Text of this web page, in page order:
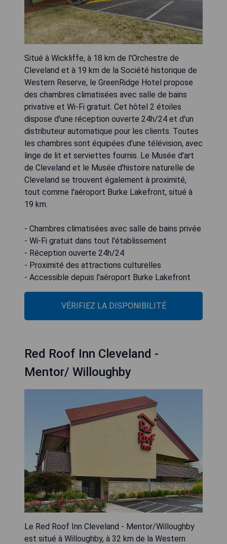
Situé à Wickliffe, à 18 km de l'Orchestre de
Cleveland et à 19 km de la Société historique de
Western Reserve, le GreenRidge Hotel propose
des chambres climatisées avec salle de bains
privative et Wi-Fi gratuit. Cet hôtel 2 étoiles
dispose d'une réception ouverte 24h/24 et d'un
distributeur automatique pour les clients. Toutes
les chambres sont équipées d'une télévision, avec
linge de lit et serviettes fournis. Le Musée d'art
de Cleveland et le Musée d'histoire naturelle de
Cleveland se trouvent également à proximité,
tout comme l'aéroport Burke Lakefront, situé à
19 km.
- Chambres climatisées avec salle de bains privée
- Wi-Fi gratuit dans tout l'établissement
- Réception ouverte 24h/24
- Proximité des attractions culturelles
- Accessible depuis l'aéroport Burke Lakefront
VÉRIFIEZ LA DISPONIBILITÉ
Red Roof Inn Cleveland -
Mentor/ Willoughby
Le Red Roof Inn Cleveland - Mentor/Willoughby
est situé à Willoughby, à 32 km de la Western